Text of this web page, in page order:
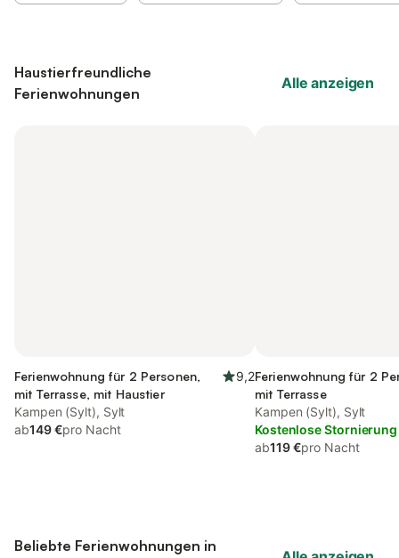
Haustierfreundliche
Ferienwohnungen
Alle anzeigen
Ferienwohnung für 2 Personen,
mit Terrasse, mit Haustier
9,2
Kampen (Sylt), Sylt
ab149 €pro Nacht
Ferienwohnung für 2
mit Terrasse
Kampen (Sylt), Sylt
Kostenlose Stornierung
ab119 €pro Nacht
Beliebte Ferienwohnungen in